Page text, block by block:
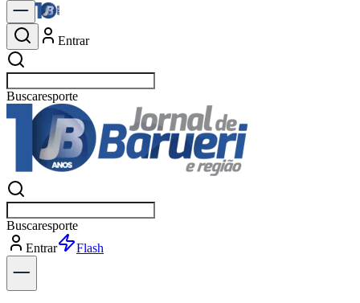
Entrar
Buscarpolítica
Buscarpolítica
Entrar
Flash